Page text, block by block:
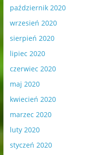
październik 2020
wrzesień 2020
sierpień 2020
lipiec 2020
czerwiec 2020
maj 2020
kwiecień 2020
marzec 2020
luty 2020
styczeń 2020